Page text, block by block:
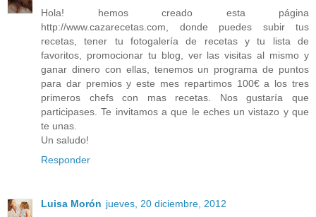
Hola! hemos creado esta página
http://www.cazarecetas.com, donde puedes subir tus
recetas, tener tu fotogalería de recetas y tu lista de
favoritos, promocionar tu blog, ver las visitas al mismo y
ganar dinero con ellas, tenemos un programa de puntos
para dar premios y este mes repartimos 100€ a los tres
primeros chefs con mas recetas. Nos gustaría que
participases. Te invitamos a que le eches un vistazo y que
te unas.
Un saludo!
Responder
Luisa Morón jueves, 20 diciembre, 2012